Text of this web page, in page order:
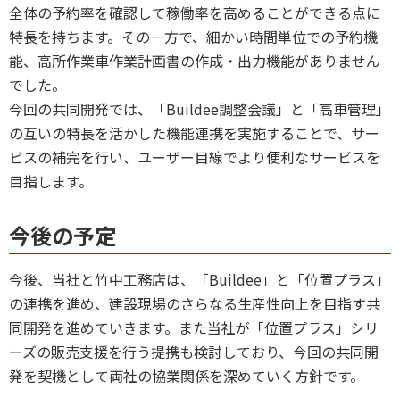
全体の予約率を確認して稼働率を高めることができる点に
特長を持ちます。その一方で、細かい時間単位での予約機
能、高所作業車作業計画書の作成・出力機能がありません
でした。
今回の共同開発では、「Buildee調整会議」と「高車管理」
の互いの特長を活かした機能連携を実施することで、サー
ビスの補完を行い、ユーザー目線でより便利なサービスを
目指します。
今後の予定
今後、当社と竹中工務店は、「Buildee」と「位置プラス」
の連携を進め、建設現場のさらなる生産性向上を目指す共
同開発を進めていきます。また当社が「位置プラス」シリ
ーズの販売支援を行う提携も検討しており、今回の共同開
発を契機として両社の協業関係を深めていく方針です。